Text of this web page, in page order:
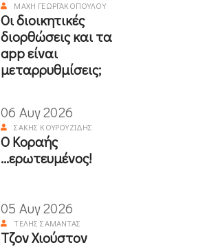
ΜΆΧΗ ΓΕΩΡΓΑΚΟΠΟΎΛΟΥ
Οι διοικητικές
διορθώσεις και τα
app είναι
μεταρρυθμίσεις;
06 Αυγ 2026
ΣΆΚΗΣ ΚΟΥΡΟΥΖΊΔΗΣ
Ο Κοραής
...ερωτευμένος!
05 Αυγ 2026
ΤΈΛΗΣ ΣΑΜΑΝΤΆΣ
Τζον Χιούστον